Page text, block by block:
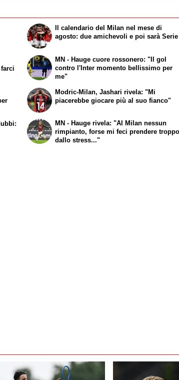
Il calendario del Milan nel mese di
agosto: due amichevoli e poi sarà
MN - Hauge cuore rossonero: "Il gol
contro l'Inter momento bellissimo per
me"
Modric-Milan, Jashari rivela: "Mi
piacerebbe giocare più al suo fianco"
MN - Hauge rivela: "Al Milan nessun
rimpianto, forse mi feci prendere troppo
dallo stress..."